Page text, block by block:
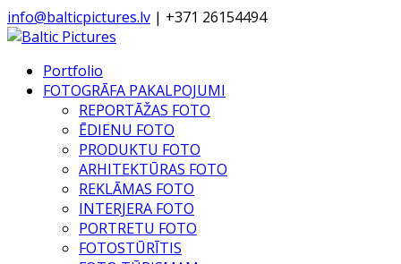
info@balticpictures.lv | +371 26154494
Portfolio
FOTOGRĀFA PAKALPOJUMI
REPORTĀŽAS FOTO
ĒDIENU FOTO
PRODUKTU FOTO
ARHITEKTŪRAS FOTO
REKLĀMAS FOTO
INTERJERA FOTO
PORTRETU FOTO
FOTOSTŪRĪTIS